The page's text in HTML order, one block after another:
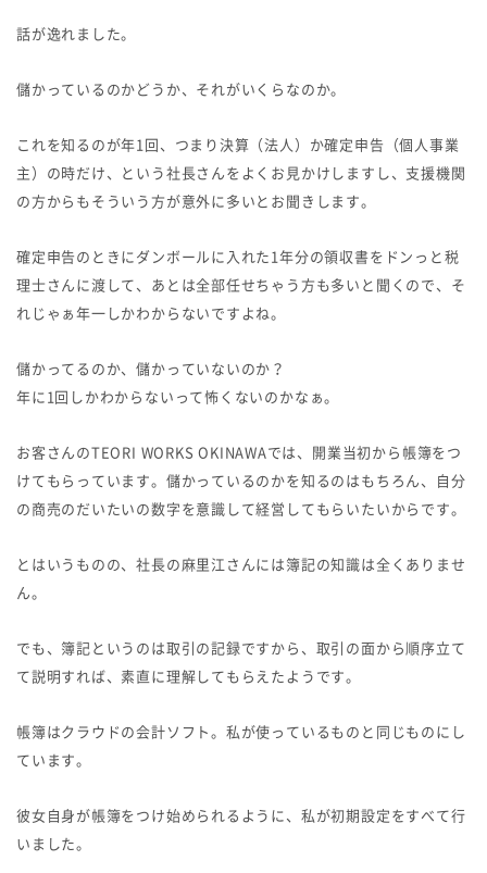
話が逸れました。
儲かっているのかどうか、それがいくらなのか。
これを知るのが年1回、つまり決算（法人）か確定申告（個人事業
主）の時だけ、という社長さんをよくお見かけしますし、支援機関
の方からもそういう方が意外に多いとお聞きします。
確定申告のときにダンボールに入れた1年分の領収書をドンっと税
理士さんに渡して、あとは全部任せちゃう方も多いと聞くので、そ
れじゃぁ年一しかわからないですよね。
儲かってるのか、儲かっていないのか？
年に1回しかわからないって怖くないのかなぁ。
お客さんのTEORI WORKS OKINAWAでは、開業当初から帳簿をつ
けてもらっています。儲かっているのかを知るのはもちろん、自分
の商売のだいたいの数字を意識して経営してもらいたいからです。
とはいうものの、社長の麻里江さんには簿記の知識は全くありませ
ん。
でも、簿記というのは取引の記録ですから、取引の面から順序立て
て説明すれば、素直に理解してもらえたようです。
帳簿はクラウドの会計ソフト。私が使っているものと同じものにし
ています。
彼女自身が帳簿をつけ始められるように、私が初期設定をすべて行
いました。